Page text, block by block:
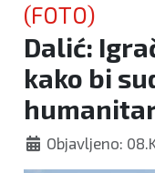
Sport
Kultura
Crna
kronika
(FOTO)
Dalić:
kako bi
Objavljeno: